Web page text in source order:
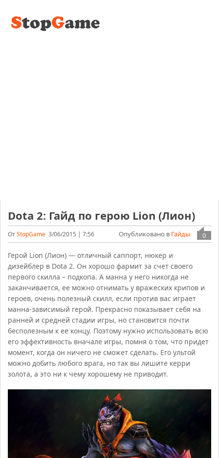
Dota 2: Гайд по герою Lion (Лион)
ОтStopGame 3/06/2015 | 7:56 0
Опубликовано в Гайды
Герой Lion (Лион) — отличный саппорт, нюкер и
дизейблер в Dota 2. Он хорошо фармит за счет своего
первого скилла – подкопа. А манна у него никогда не
заканчивается, ее можно отнимать у вражеских крипов и
героев, очень полезный скилл, если против вас играет
манна-зависимый герой. Прекрасно показывает себя на
ранней и средней стадии игры, но становится почти
бесполезным к ее концу. Поэтому нужно использовать всю
его эффективность вначале игры, помня о том, что придет
момент, когда он ничего не сможет сделать. Его ультой
можно добить любого врага, но так вы лишите керри
золота, а это ни к чему хорошему не приводит.